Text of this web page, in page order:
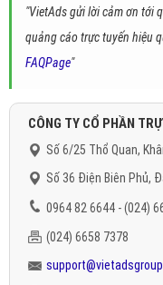
"VietAds gửi lời cảm ơn tới
quảng cáo trực tuyến hiệu
FAQPage"
CÔNG TY CỔ PHẦN
Số 6/25 Thổ Quan,
Số 36 Điện Biên Phủ,
0964 82 6644 - (024)
(024) 6658 7378